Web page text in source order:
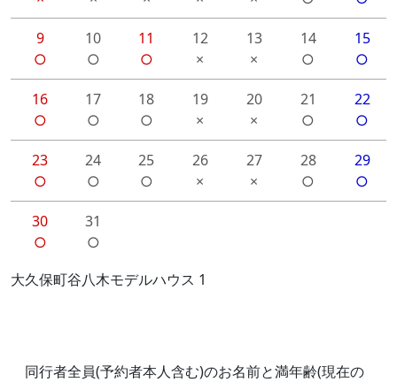
9
○
10
○
11
○
12
×
13
×
14
○
15
○
16
○
17
○
18
○
19
×
20
×
21
○
22
○
23
○
24
○
25
○
26
×
27
×
28
○
29
○
30
○
31
○
大久保町谷八木モデルハウス 1
同行者全員(予約者本人含む)のお名前と満年齢(現在の